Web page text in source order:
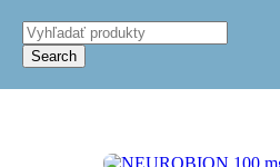
Skip to navigationSkip to main content
Search